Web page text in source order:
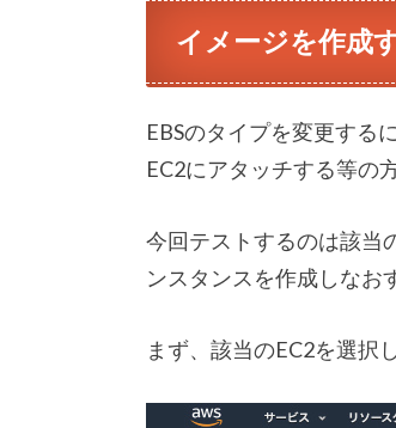
イメージを作成
EBSのタイプを変更する
EC2にアタッチする等の
今回テストするのは該当
ンスタンスを作成しなお
まず、該当のEC2を選択